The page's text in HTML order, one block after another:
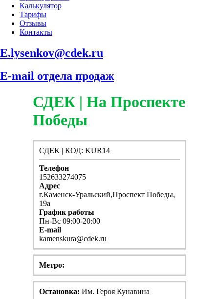
Калькулятор
Тарифы
Отзывы
Контакты
E.lysenkov@cdek.ru
E-mail отдела продаж
СДЕК | На Проспекте
Победы
СДЕК | КОД: KUR14
Телефон
152633274075
Адрес
г.Каменск-Уральский,Проспект Победы,
19а
График работы
Пн-Вс 09:00-20:00
E-mail
kamenskura@cdek.ru
Метро:
Остановка: Им. Героя Кунавина